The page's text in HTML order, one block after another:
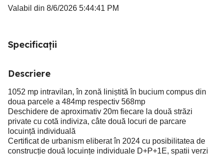
Valabil din 8/6/2026 5:44:41 PM
Specificații
Descriere
1052 mp intravilan, în zonă liniștită în bucium compus din
doua parcele a 484mp respectiv 568mp
Deschidere de aproximativ 20m fiecare la două străzi
private cu cotă indiviza, câte două locuri de parcare
locuință individuală
Certificat de urbanism eliberat în 2024 cu posibilitatea de
construcție două locuințe individuale D+P+1E, spatii verzi